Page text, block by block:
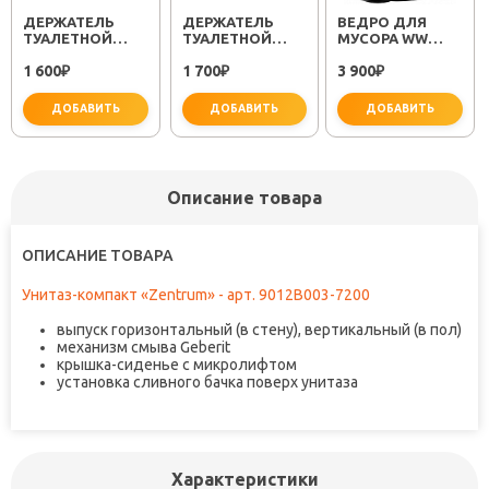
ДЕРЖАТЕЛЬ
ТУАЛЕТНОЙ
KVADRO FX-
1 600₽
ДОБАВИТЬ
ДЕРЖАТЕЛЬ
ТУАЛЕТНОЙ
FX-11110A
1 700₽
ДОБАВИТЬ
ВЕДРО ДЛЯ
МУСОРА WW
3 900₽
ДОБАВИТЬ
Описание товара
ОПИСАНИЕ ТОВАРА
Унитаз-компакт «Zentrum» - арт. 9012B003-7200
выпуск горизонтальный (в стену), вертикальный (в пол)
механизм смыва Geberit
крышка-сиденье с микролифтом
установка сливного бачка поверх унитаза
Характеристики